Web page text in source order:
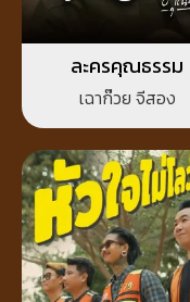
ละครคุณธรรม
เฉาก๊วย จีสอง